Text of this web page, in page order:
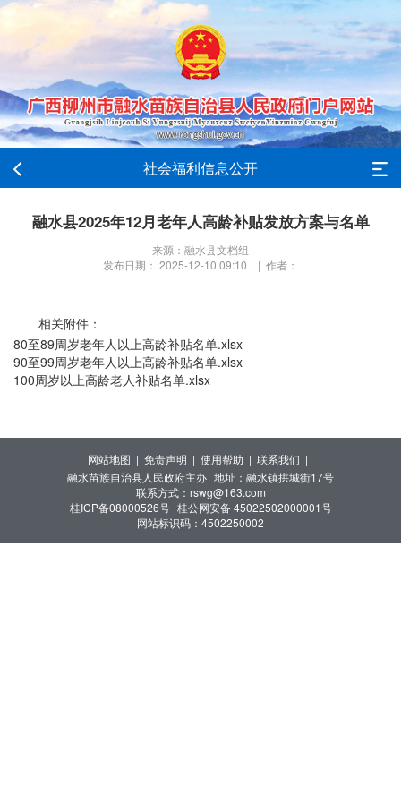
社会福利信息公开
融水县2025年12月老年人高龄补贴发放方案与名单
来源：融水县文档组
发布日期： 2025-12-10 09:10 | 作者：
相关附件：
80至89周岁老年人以上高龄补贴名单.xlsx
90至99周岁老年人以上高龄补贴名单.xlsx
100周岁以上高龄老人补贴名单.xlsx
网站地图 | 免责声明 | 使用帮助 | 联系我们 |
融水苗族自治县人民政府主办 地址：融水镇拱城街17号
联系方式：rswg@163.com
桂ICP备08000526号 桂公网安备 45022502000001号
网站标识码：4502250002